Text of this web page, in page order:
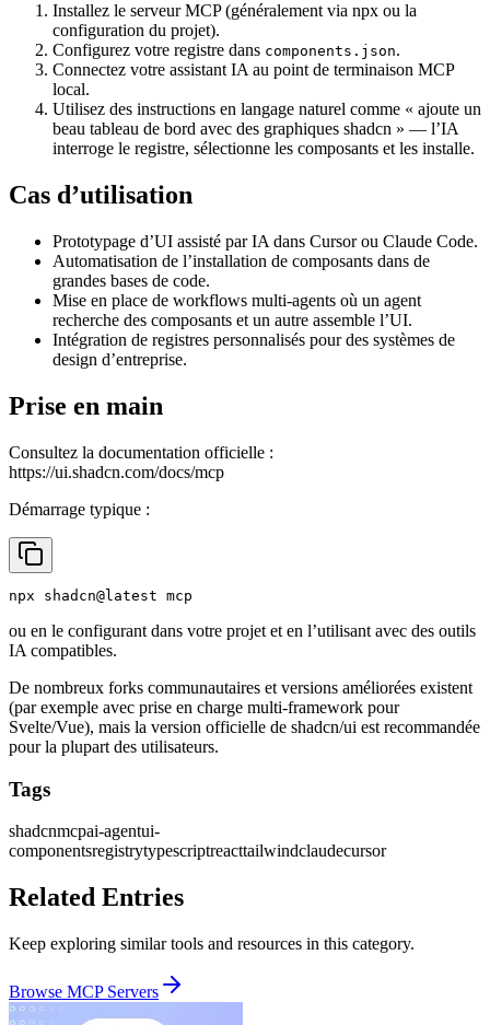
Installez le serveur MCP (généralement via npx ou la
configuration du projet).
Configurez votre registre dans components.json.
Connectez votre assistant IA au point de terminaison MCP
local.
Utilisez des instructions en langage naturel comme « ajoute un
beau tableau de bord avec des graphiques shadcn » — l’IA
interroge le registre, sélectionne les composants et les installe.
Cas d’utilisation
Prototypage d’UI assisté par IA dans Cursor ou Claude Code.
Automatisation de l’installation de composants dans de
grandes bases de code.
Mise en place de workflows multi-agents où un agent
recherche des composants et un autre assemble l’UI.
Intégration de registres personnalisés pour des systèmes de
design d’entreprise.
Prise en main
Consultez la documentation officielle :
https://ui.shadcn.com/docs/mcp
Démarrage typique :
ou en le configurant dans votre projet et en l’utilisant avec des outils
IA compatibles.
De nombreux forks communautaires et versions améliorées existent
(par exemple avec prise en charge multi-framework pour
Svelte/Vue), mais la version officielle de shadcn/ui est recommandée
pour la plupart des utilisateurs.
Tags
shadcnmcpai-agentui-
componentsregistrytypescriptreacttailwindclaudecursor
Related Entries
Keep exploring similar tools and resources in this category.
Browse MCP Servers